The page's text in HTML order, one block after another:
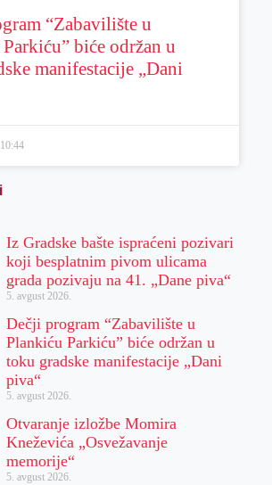
“Zabavilište u
biće održan u
manifestacije „Dani
10:44
Iz Gradske bašte ispraćeni pozivari
koji besplatnim pivom ulicama
grada pozivaju na 41. „Dane piva“
5. avgust 2026.
Dečji program “Zabavilište u
Plankiću Parkiću” biće održan u
toku gradske manifestacije „Dani
piva“
5. avgust 2026.
Otvaranje izložbe Momira
Kneževića „Osvežavanje
memorije“
5. avgust 2026.